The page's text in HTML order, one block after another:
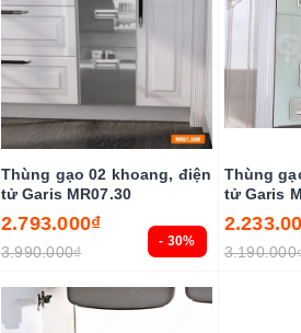
- 30%
Thùng gạo 02 khoang, điện
tử Garis MR07.30
2.793.000₫
3.990.000₫
Thùng
tử Garis